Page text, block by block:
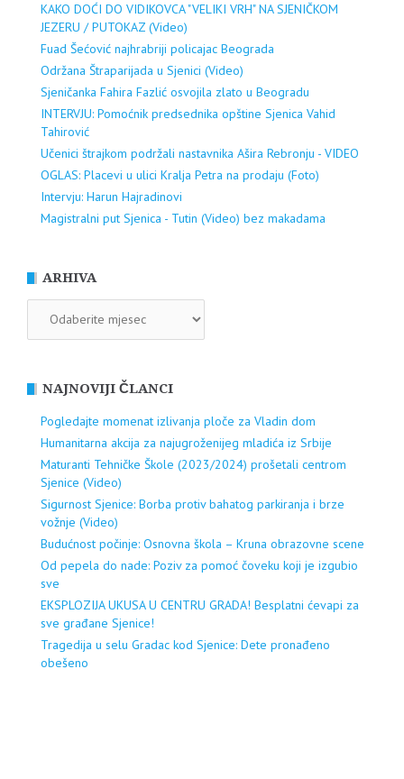
KAKO DOĆI DO VIDIKOVCA "VELIKI VRH" NA SJENIČKOM
JEZERU / PUTOKAZ (Video)
Fuad Šećović najhrabriji policajac Beograda
Održana Štraparijada u Sjenici (Video)
Sjeničanka Fahira Fazlić osvojila zlato u Beogradu
INTERVJU: Pomoćnik predsednika opštine Sjenica Vahid
Tahirović
Učenici štrajkom podržali nastavnika Ašira Rebronju - VIDEO
OGLAS: Placevi u ulici Kralja Petra na prodaju (Foto)
Intervju: Harun Hajradinovi
Magistralni put Sjenica - Tutin (Video) bez makadama
ARHIVA
NAJNOVIJI ČLANCI
Pogledajte momenat izlivanja ploče za Vladin dom
Humanitarna akcija za najugroženijeg mladića iz Srbije
Maturanti Tehničke Škole (2023/2024) prošetali centrom
Sjenice (Video)
Sigurnost Sjenice: Borba protiv bahatog parkiranja i brze
vožnje (Video)
Budućnost počinje: Osnovna škola – Kruna obrazovne scene
Od pepela do nade: Poziv za pomoć čoveku koji je izgubio
sve
EKSPLOZIJA UKUSA U CENTRU GRADA! Besplatni ćevapi za
sve građane Sjenice!
Tragedija u selu Gradac kod Sjenice: Dete pronađeno
obešeno